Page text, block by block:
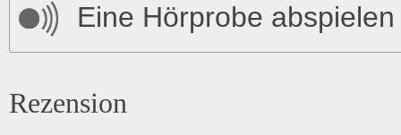
Eine Hörprobe abspielen
Rezension